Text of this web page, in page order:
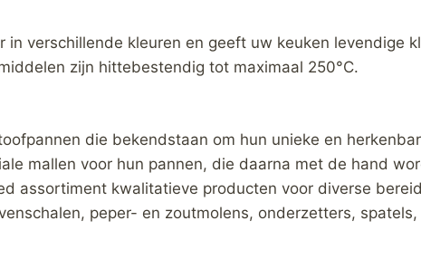
verschillende kleuren en geeft uw keuken levendige
zijn hittebestendig tot maximaal 250°C.
die bekendstaan om hun unieke en
mallen voor hun pannen, die daarna met de hand
assortiment kwalitatieve producten voor diverse
peper- en zoutmolens, onderzetters,